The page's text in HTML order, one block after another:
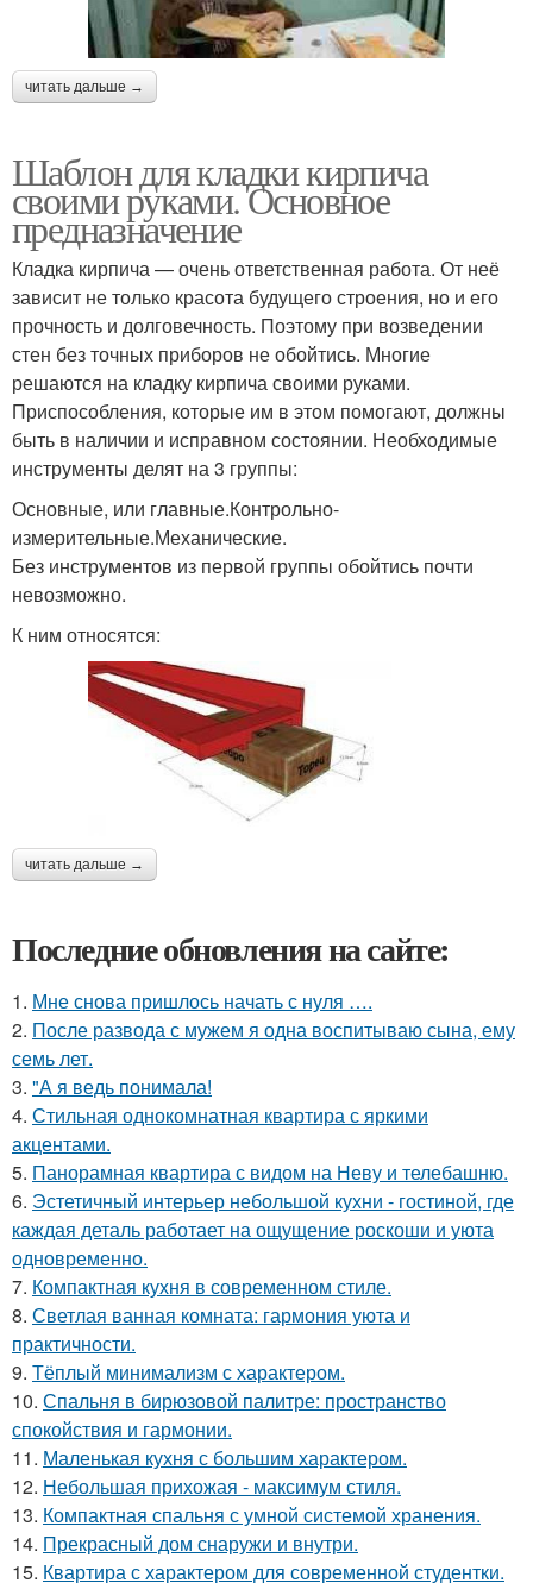
читать дальше →
Шаблон для кладки кирпича
своими руками. Основное
предназначение
Кладка кирпича — очень ответственная работа. От неё
зависит не только красота будущего строения, но и его
прочность и долговечность. Поэтому при возведении
стен без точных приборов не обойтись. Многие
решаются на кладку кирпича своими руками.
Приспособления, которые им в этом помогают, должны
быть в наличии и исправном состоянии. Необходимые
инструменты делят на 3 группы:
Основные, или главные.Контрольно-
измерительные.Механические.
Без инструментов из первой группы обойтись почти
невозможно.
К ним относятся:
читать дальше →
Последние обновления на сайте:
1. Мне снова пришлось начать с нуля ….
2. После развода с мужем я одна воспитываю сына, ему
семь лет.
3. "А я ведь понимала!
4. Стильная однокомнатная квартира с яркими
акцентами.
5. Панорамная квартира с видом на Неву и телебашню.
6. Эстетичный интерьер небольшой кухни - гостиной, где
каждая деталь работает на ощущение роскоши и уюта
одновременно.
7. Компактная кухня в современном стиле.
8. Светлая ванная комната: гармония уюта и
практичности.
9. Тёплый минимализм с характером.
10. Спальня в бирюзовой палитре: пространство
спокойствия и гармонии.
11. Маленькая кухня с большим характером.
12. Небольшая прихожая - максимум стиля.
13. Компактная спальня с умной системой хранения.
14. Прекрасный дом снаружи и внутри.
15. Квартира с характером для современной студентки.